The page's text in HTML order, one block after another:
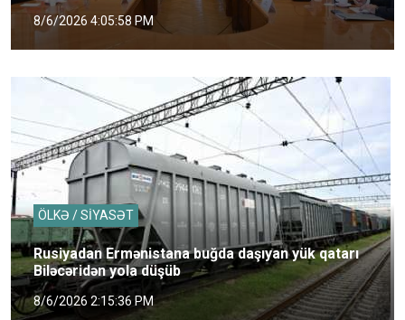
8/6/2026 4:05:58 PM
ÖLKƏ / SİYASƏT
Rusiyadan Ermənistana buğda daşıyan yük qatarı
Biləcəridən yola düşüb
8/6/2026 2:15:36 PM